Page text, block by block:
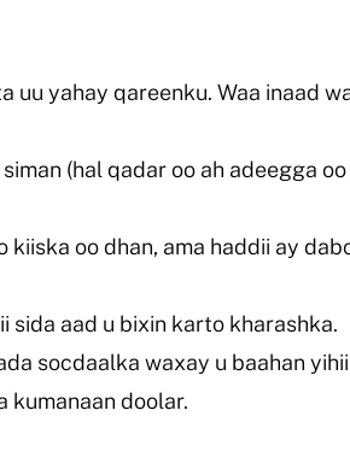
yahay qareenku. Waa inaad
(hal qadar oo ah adeegga
oo dhan, ama haddii ay
sida aad u bixin karto kharashka.
socdaalka waxay u baahan
kumanaan doolar.